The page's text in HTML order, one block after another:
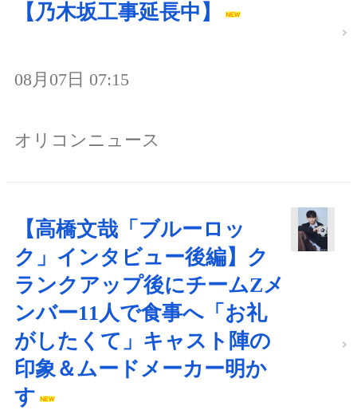
【乃木坂工事延長中】
08月07日 07:15
オリコンニュース
【高橋文哉「ブルーロッ
ク」インタビュー後編】ク
ランクアップ後にチームZメ
ンバー11人で食事へ「お礼
がしたくて」キャスト陣の
印象＆ムードメーカー明か
す